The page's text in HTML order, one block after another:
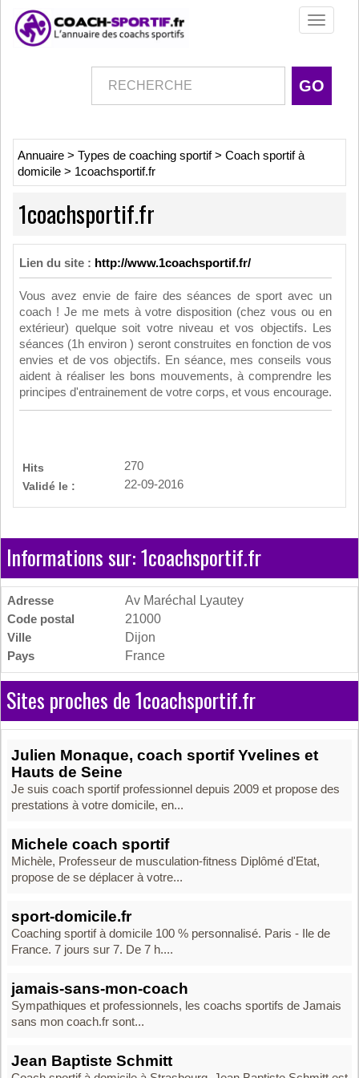
Toggle
Annuaire > Types de coaching sportif> Coach sportif à
domicile > 1coachsportif.fr
1coachsportif.fr
Lien du site : http://www.1coachsportif.fr/
Vous avez envie de faire des séances de sport avec un
coach ! Je me mets à votre disposition (chez vous ou en
extérieur) quelque soit votre niveau et vos objectifs. Les
séances (1h environ ) seront construites en fonction de vos
envies et de vos objectifs. En séance, mes conseils vous
aident à réaliser les bons mouvements, à comprendre les
principes d'entrainement de votre corps, et vous encourage.
Hits
270
Validé le :
22-09-2016
Informations sur: 1coachsportif.fr
Adresse
Av Maréchal Lyautey
Code postal
21000
Ville
Dijon
Pays
France
Sites proches de 1coachsportif.fr
Julien Monaque, coach sportif Yvelines et
Hauts de Seine
Je suis coach sportif professionnel depuis 2009 et propose des
prestations à votre domicile, en...
Michele coach sportif
Michèle, Professeur de musculation-fitness Diplômé d'Etat,
propose de se déplacer à votre...
sport-domicile.fr
Coaching sportif à domicile 100 % personnalisé. Paris - Ile de
France. 7 jours sur 7. De 7 h....
jamais-sans-mon-coach
Sympathiques et professionnels, les coachs sportifs de Jamais
sans mon coach.fr sont...
Jean Baptiste Schmitt